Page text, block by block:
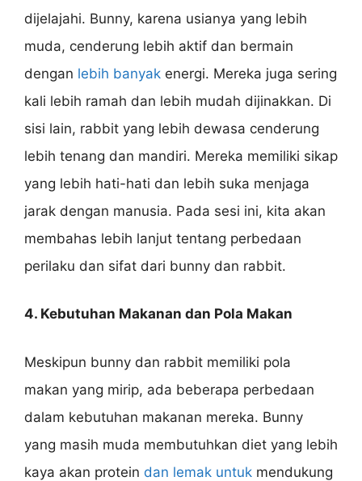
dijelajahi. Bunny, karena usianya yang lebih
muda, cenderung lebih aktif dan bermain
dengan lebih banyak energi. Mereka juga sering
kali lebih ramah dan lebih mudah dijinakkan. Di
sisi lain, rabbit yang lebih dewasa cenderung
lebih tenang dan mandiri. Mereka memiliki sikap
yang lebih hati-hati dan lebih suka menjaga
jarak dengan manusia. Pada sesi ini, kita akan
membahas lebih lanjut tentang perbedaan
perilaku dan sifat dari bunny dan rabbit.
4. Kebutuhan Makanan dan Pola Makan
Meskipun bunny dan rabbit memiliki pola
makan yang mirip, ada beberapa perbedaan
dalam kebutuhan makanan mereka. Bunny
yang masih muda membutuhkan diet yang lebih
kaya akan protein dan lemak untuk mendukung